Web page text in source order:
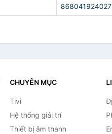
CHUYÊN MỤC
Tivi
Hệ thống giải trí
Thiết bị âm thanh